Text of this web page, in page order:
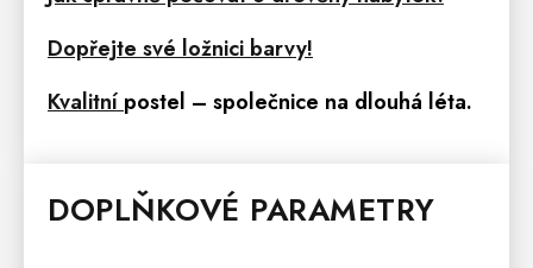
Dopřejte své ložnici barvy!
Kvalitní postel – společnice na dlouhá léta.
DOPLŇKOVÉ PARAMETRY